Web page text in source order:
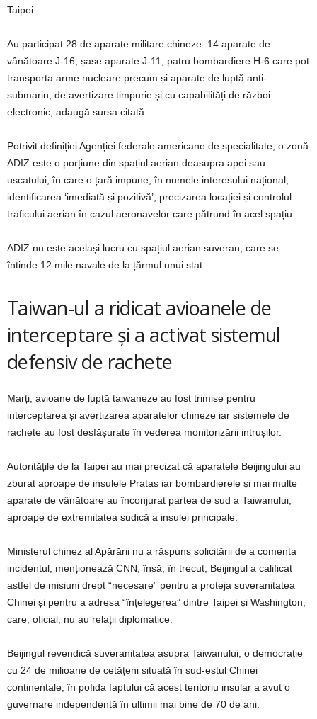
Taipei.
Au participat 28 de aparate militare chineze: 14 aparate de
vânătoare J-16, șase aparate J-11, patru bombardiere H-6 care pot
transporta arme nucleare precum și aparate de luptă anti-
submarin, de avertizare timpurie și cu capabilități de război
electronic, adaugă sursa citată.
Potrivit definiției Agenției federale americane de specialitate, o zonă
ADIZ este o porțiune din spațiul aerian deasupra apei sau
uscatului, în care o țară impune, în numele interesului național,
identificarea ‘imediată și pozitivă’, precizarea locației și controlul
traficului aerian în cazul aeronavelor care pătrund în acel spațiu.
ADIZ nu este același lucru cu spațiul aerian suveran, care se
întinde 12 mile navale de la țărmul unui stat.
Taiwan-ul a ridicat avioanele de
interceptare și a activat sistemul
defensiv de rachete
Marți, avioane de luptă taiwaneze au fost trimise pentru
interceptarea și avertizarea aparatelor chineze iar sistemele de
rachete au fost desfășurate în vederea monitorizării intrușilor.
Autoritățile de la Taipei au mai precizat că aparatele Beijingului au
zburat aproape de insulele Pratas iar bombardierele și mai multe
aparate de vânătoare au înconjurat partea de sud a Taiwanului,
aproape de extremitatea sudică a insulei principale.
Ministerul chinez al Apărării nu a răspuns solicitării de a comenta
incidentul, menționează CNN, însă, în trecut, Beijingul a calificat
astfel de misiuni drept “necesare” pentru a proteja suveranitatea
Chinei și pentru a adresa “înțelegerea” dintre Taipei și Washington,
care, oficial, nu au relații diplomatice.
Beijingul revendică suveranitatea asupra Taiwanului, o democrație
cu 24 de milioane de cetățeni situată în sud-estul Chinei
continentale, în pofida faptului că acest teritoriu insular a avut o
guvernare independentă în ultimii mai bine de 70 de ani.